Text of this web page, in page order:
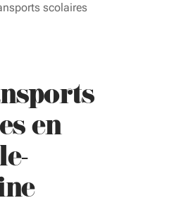
scolaires
en